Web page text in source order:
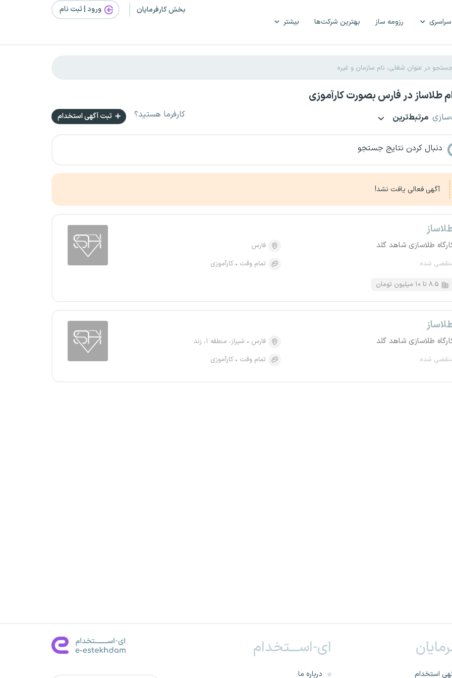
رزومه ساز بهترین شرکت‌ها بیشتر
بخش کارفرمایان ورود | ثبت‌ نام
طلاساز در فارس بصورت کارآموزی
مرتبط‌ترین کارفرما هستید؟ ثبت آگهی استخدام
دنبال کردن نتایج جستجو
آگهی فعالی یافت نشد!
طلاسازی شاهد گلد
شده
فارس
تمام وقت
کارآموزی
۸.۵ تا ۱۰ میلیون تومان
طلاسازی شاهد گلد
شده
فارس
شیراز، منطقه ۱، زند
تمام وقت
کارآموزی
استخدام
ای-اســـتخدام
درباره ما